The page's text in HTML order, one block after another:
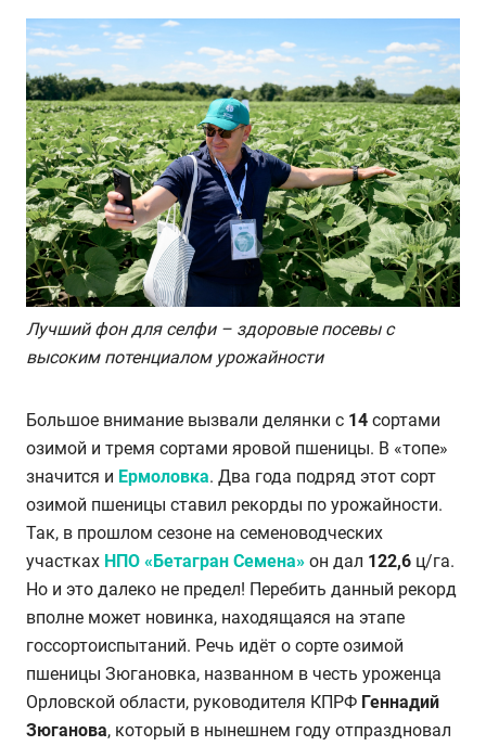
Лучший фон для селфи – здоровые посевы с
высоким потенциалом урожайности
Большое внимание вызвали делянки с 14 сортами
озимой и тремя сортами яровой пшеницы. В «топе»
значится и Ермоловка. Два года подряд этот сорт
озимой пшеницы ставил рекорды по урожайности.
Так, в прошлом сезоне на семеноводческих
участках НПО «Бетагран Семена» он дал 122,6 ц/га.
Но и это далеко не предел! Перебить данный рекорд
вполне может новинка, находящаяся на этапе
госсортоиспытаний. Речь идёт о сорте озимой
пшеницы Зюгановка, названном в честь уроженца
Орловской области, руководителя КПРФ Геннадий
Зюганова, который в нынешнем году отпраздновал